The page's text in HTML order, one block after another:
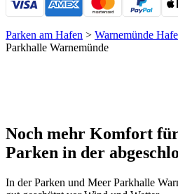
Parken am Hafen > Warnemünde
Parkhalle Warnemünde
Noch mehr Komfort
Parken in der
In der Parken und Meer Parkhalle